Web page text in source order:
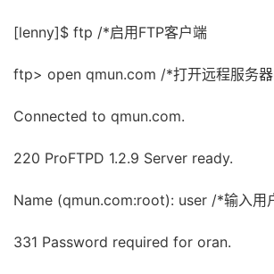
[lenny]$ ftp /*启用FTP客户端
ftp> open qmun.com /*打开远程服务
Connected to qmun.com.
220 ProFTPD 1.2.9 Server ready.
Name (qmun.com:root): user /*输入用
331 Password required for oran.